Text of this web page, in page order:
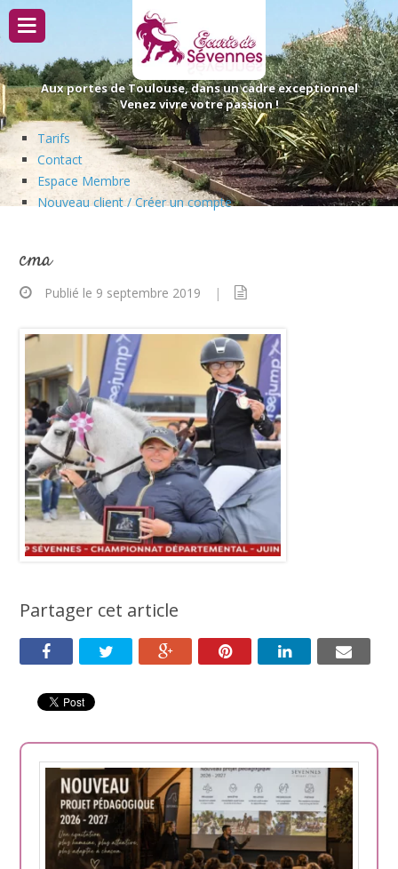
Passer
contenu
Aux portes de Toulouse, dans un cadre exceptionnel
Venez vivre votre passion !
Tarifs
Contact
Espace Membre
Nouveau client / Créer un compte
cma
Publié le 9 septembre 2019 |
Partager cet article